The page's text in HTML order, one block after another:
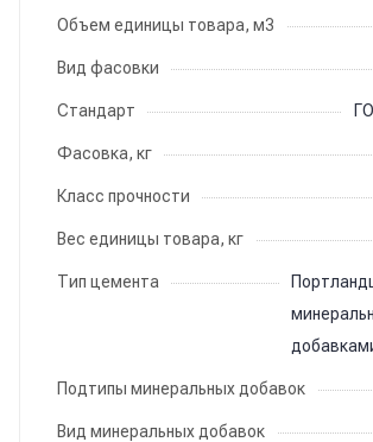
Объем единицы товара, м3
Вид фасовки
Стандарт
Фасовка, кг
Класс прочности
Вес единицы товара, кг
Тип цемента
Подтипы минеральных добавок
Вид минеральных добавок